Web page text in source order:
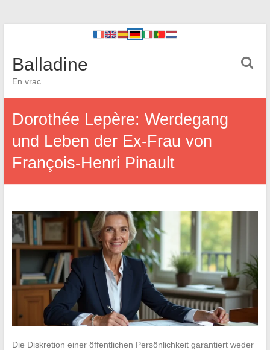
Balladine
En vrac
Dorothée Lepère: Werdegang
und Leben der Ex-Frau von
François-Henri Pinault
Die Diskretion einer öffentlichen Persönlichkeit garantiert weder